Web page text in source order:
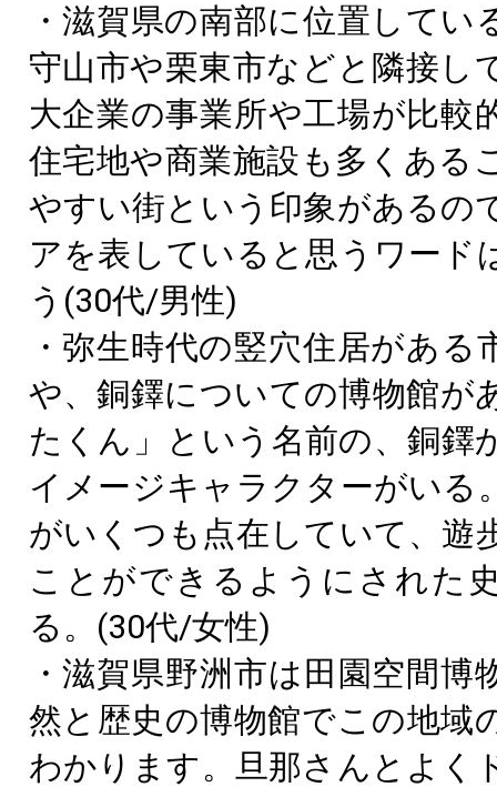
・滋賀県の南部に位置してい
守山市や栗東市などと隣接し
大企業の事業所や工場が比較
住宅地や商業施設も多くある
やすい街という印象があるの
アを表していると思うワード
う(30代/男性)
・弥生時代の竪穴住居がある
や、銅鐸についての博物館が
たくん」という名前の、銅鐸
イメージキャラクターがいる
がいくつも点在していて、遊
ことができるようにされた
る。(30代/女性)
・滋賀県野洲市は田園空間博
然と歴史の博物館でこの地域
わかります。旦那さんとよく